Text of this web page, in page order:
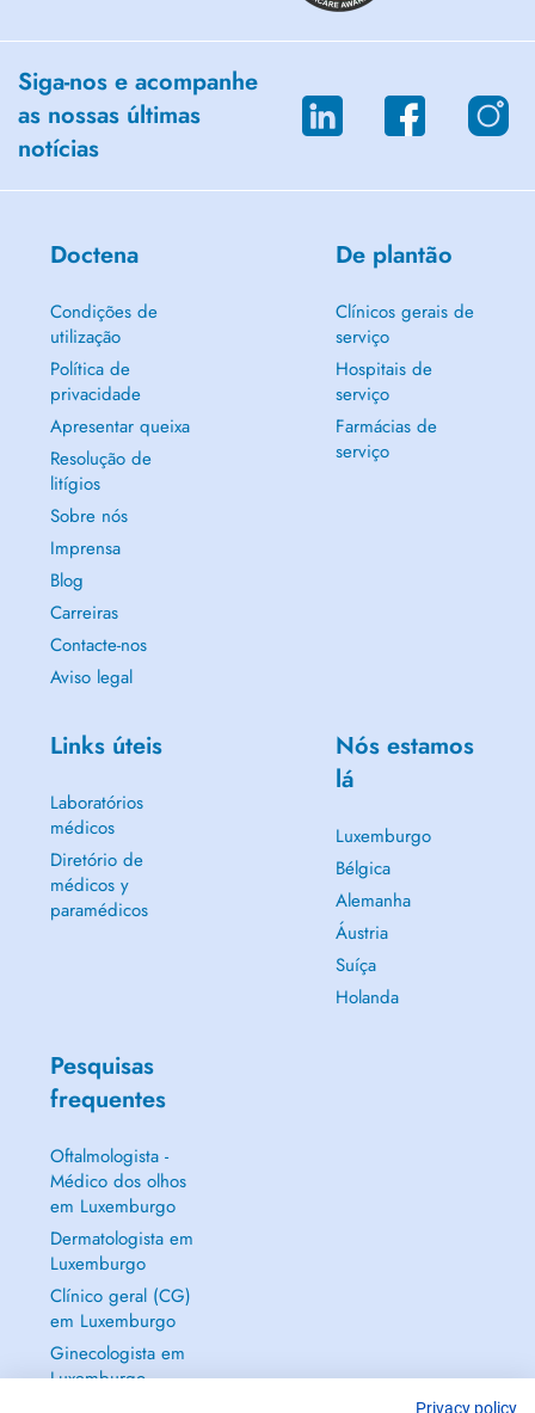
Siga-nos e acompanhe
as nossas últimas
notícias
Doctena
Condições de
utilização
Política de
privacidade
Apresentar queixa
Resolução de
litígios
Sobre nós
Imprensa
Blog
Carreiras
Contacte-nos
Aviso legal
De plantão
Clínicos gerais de
serviço
Hospitais de
serviço
Farmácias de
serviço
Links úteis
Laboratórios
médicos
Diretório de
médicos y
paramédicos
Nós estamos
lá
Luxemburgo
Bélgica
Alemanha
Áustria
Suíça
Holanda
Pesquisas
frequentes
Oftalmologista -
Médico dos olhos
em Luxemburgo
Dermatologista em
Luxemburgo
Clínico geral (CG)
em Luxemburgo
Ginecologista em
Luxemburgo
Privacy policy